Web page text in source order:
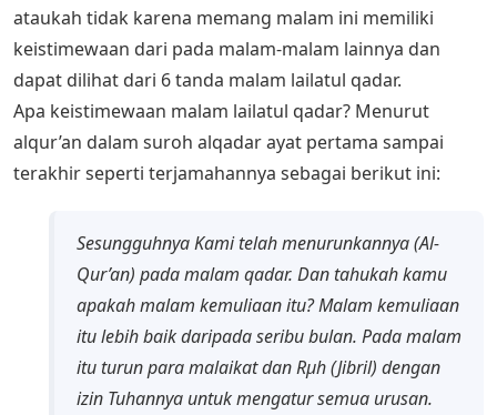
ataukah tidak karena memang malam ini memiliki
keistimewaan dari pada malam-malam lainnya dan
dapat dilihat dari 6 tanda malam lailatul qadar.
Apa keistimewaan malam lailatul qadar? Menurut
alqur’an dalam suroh alqadar ayat pertama sampai
terakhir seperti terjamahannya sebagai berikut ini:
Sesungguhnya Kami telah menurunkannya (Al-
Qur’an) pada malam qadar. Dan tahukah kamu
apakah malam kemuliaan itu? Malam kemuliaan
itu lebih baik daripada seribu bulan. Pada malam
itu turun para malaikat dan Rµh (Jibril) dengan
izin Tuhannya untuk mengatur semua urusan.